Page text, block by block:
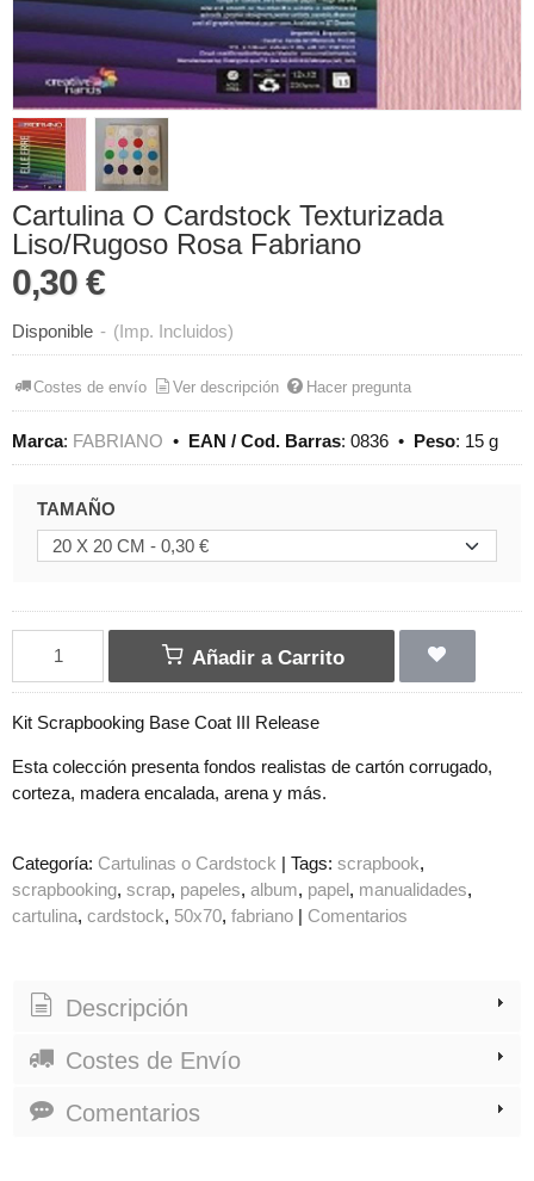
Cartulina O Cardstock Texturizada
Liso/Rugoso Rosa Fabriano
0,30 €
Disponible - (Imp. Incluidos)
Costes de envío Ver descripción Hacer pregunta
Marca: FABRIANO • EAN / Cod. Barras: 0836 • Peso: 15 g
TAMAÑO
Añadir a Carrito
Kit Scrapbooking Base Coat III Release
Esta colección presenta fondos realistas de cartón corrugado,
corteza, madera encalada, arena y más.
Categoría: Cartulinas o Cardstock | Tags: scrapbook
scrapbooking scrap papeles album papel manualidades
cartulina cardstock 50x70 fabriano | Comentarios
Descripción
Costes de Envío
Comentarios